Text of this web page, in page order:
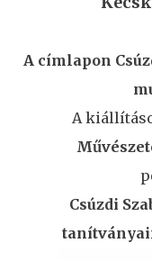
A címlapon
A
Csúzdi